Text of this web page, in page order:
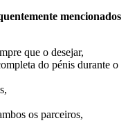
mencionados
que o desejar,
do pénis durante o
os parceiros,